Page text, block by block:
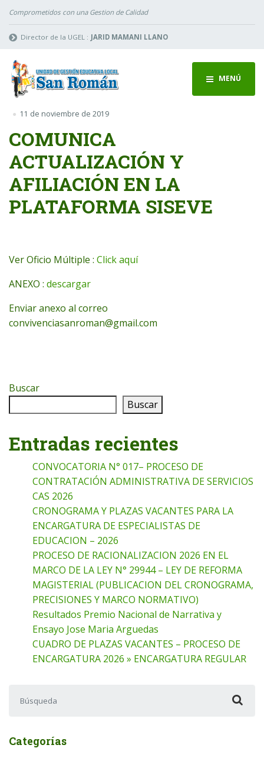
Comprometidos con una Gestion de Calidad
Director de la UGEL : JARID MAMANI LLANO
MENÚ
11 de noviembre de 2019
COMUNICA
ACTUALIZACIÓN Y
AFILIACIÓN EN LA
PLATAFORMA SISEVE
Ver Oficio Múltiple : Click aquí
ANEXO : descargar
Enviar anexo al correo
convivenciasanroman@gmail.com
Buscar
Buscar
Entradas recientes
CONVOCATORIA N° 017– PROCESO DE
CONTRATACIÓN ADMINISTRATIVA DE SERVICIOS
CAS 2026
CRONOGRAMA Y PLAZAS VACANTES PARA LA
ENCARGATURA DE ESPECIALISTAS DE
EDUCACION – 2026
PROCESO DE RACIONALIZACION 2026 EN EL
MARCO DE LA LEY N° 29944 – LEY DE REFORMA
MAGISTERIAL (PUBLICACION DEL CRONOGRAMA,
PRECISIONES Y MARCO NORMATIVO)
Resultados Premio Nacional de Narrativa y
Ensayo Jose Maria Arguedas
CUADRO DE PLAZAS VACANTES – PROCESO DE
ENCARGATURA 2026 » ENCARGATURA REGULAR
Categorías